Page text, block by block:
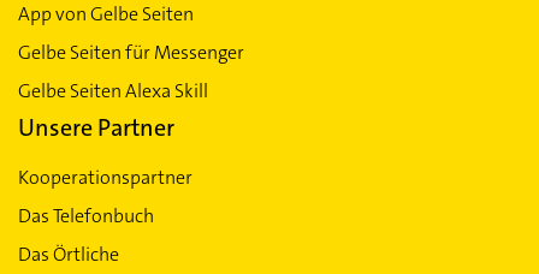
App von Gelbe Seiten
Gelbe Seiten für Messenger
Gelbe Seiten Alexa Skill
Unsere Partner
Kooperationspartner
Das Telefonbuch
Das Örtliche